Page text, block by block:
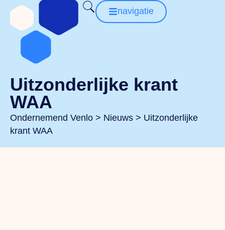
navigatie
Uitzonderlijke krant
WAA
Ondernemend Venlo > Nieuws > Uitzonderlijke
krant WAA